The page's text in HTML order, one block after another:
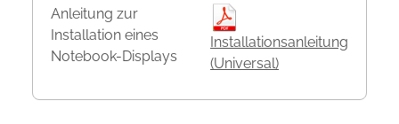
Anleitung zur
Installation eines
Notebook-Displays
Installationsanleitung
(Universal)